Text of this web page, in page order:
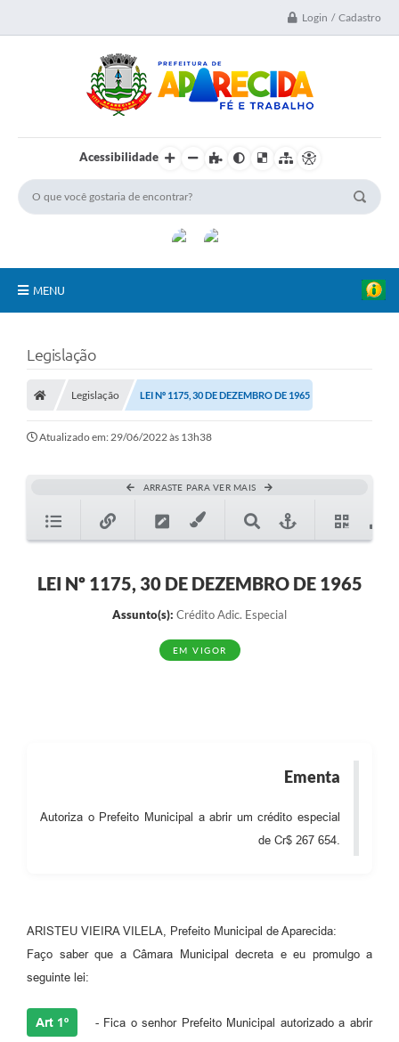
Login / Cadastro
Acessibilidade
MENU
Secretarias
Transparência
Turismo
Coronavírus
Serviços Online
Audiências Públicas
Galeria de Vídeos
Participe mais
Legislação
Legislação LEI Nº 1175, 30 DE DEZEMBRO DE 1965
Atualizado em: 29/06/2022 às 13h38
ARRASTE PARA VER MAIS
LEI Nº 1175, 30 DE DEZEMBRO DE 1965
Assunto(s): Crédito Adic. Especial
EM VIGOR
Ementa
Autoriza o Prefeito Municipal a abrir um crédito especial
de Cr$ 267 654.
ARISTEU VIEIRA VILELA, Prefeito Municipal de Aparecida:
Faço saber que a Câmara Municipal decreta e eu promulgo a
seguinte lei:
Art 1º - Fica o senhor Prefeito Municipal autorizado a abrir